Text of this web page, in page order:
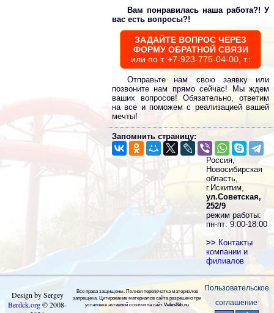
Вам понравилась наша работа?! У
вас есть вопросы?!
ЗАДАЙТЕ ВОПРОС ЧЕРЕЗ
ФОРМУ ОБРАТНОЙ СВЯЗИ
или по т.:+7-923-775-04-00, т.:
Отправьте нам свою заявку или
позвоните нам прямо сейчас! Мы ждем
ваших вопросов! Обязательно, ответим
на все и поможем с реализацией вашей
мечты!
Запомнить страницу:
Россия,
Новосибирская
область,
г.Искитим,
ул.Советская,
252/9
режим работы:
пн-пт: 9:00-18:00
>> Контакты
компании и
филиалов
Design by Sergey
Berdck.org©2008-
Все права защищены. Полная перепечатка материалов
запрещена. Цитирование материалов сайта разрешено при
установке активной ссылки на сайт VelesSib.ru
Пользовательское
соглашение